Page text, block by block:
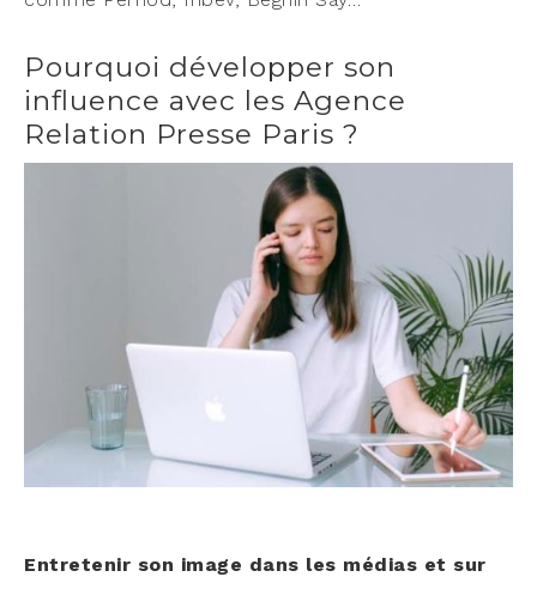
Pourquoi développer son
influence avec les Agence
Relation Presse Paris ?
Entre­te­nir son image dans les médias et sur